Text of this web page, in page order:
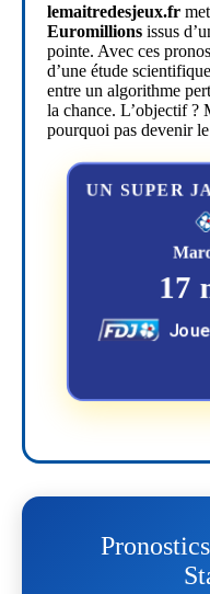
lemaitredesjeux.fr
Euromillions issus
pointe. Avec ces
d’une étude
entre un algorithme
la chance. L’objectif ?
pourquoi pas devenir
UN SUPER
17